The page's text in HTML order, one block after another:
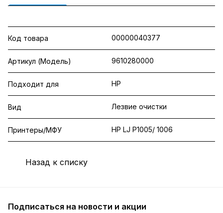
Код товара 00000040377
Артикул (Модель) 9610280000
Подходит для HP
Вид Лезвие очистки
Принтеры/МФУ HP LJ P1005/ 1006
Назад к списку
Подписаться на новости и акции